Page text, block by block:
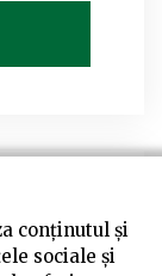
510138
conținutul și
sociale și